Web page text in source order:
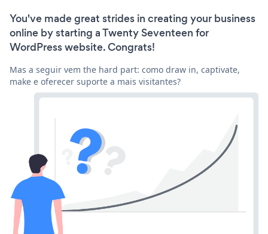
You've made great strides in creating your business
online by starting a Twenty Seventeen for
WordPress website. Congrats!
Mas a seguir vem the hard part: como draw in, captivate,
make e oferecer suporte a mais visitantes?